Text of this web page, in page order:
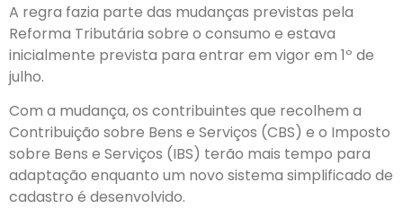
A regra fazia parte das mudanças previstas pela
Reforma Tributária sobre o consumo e estava
inicialmente prevista para entrar em vigor em 1º de
julho.
Com a mudança, os contribuintes que recolhem a
Contribuição sobre Bens e Serviços (CBS) e o Imposto
sobre Bens e Serviços (IBS) terão mais tempo para
adaptação enquanto um novo sistema simplificado de
cadastro é desenvolvido.